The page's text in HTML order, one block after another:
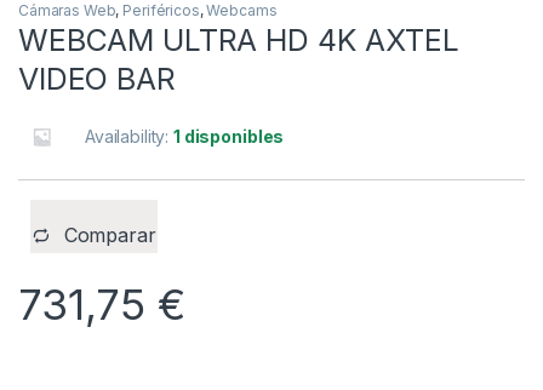
Cámaras Web, Periféricos,Webcams
WEBCAM ULTRA HD 4K AXTEL
VIDEO BAR
Availability:1 disponibles
Comparar
731,75 €